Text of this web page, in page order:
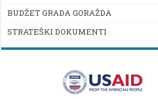
BUDŽET GRADA GORAŽDA
STRATEŠKI DOKUMENTI